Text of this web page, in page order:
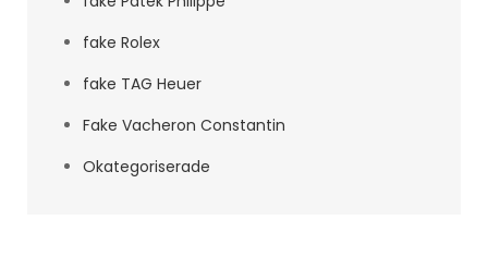
fake Rolex
fake TAG Heuer
Fake Vacheron Constantin
Okategoriserade